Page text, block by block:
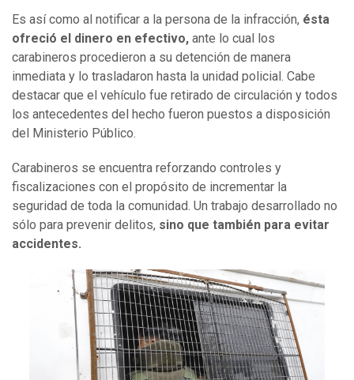
Es así como al notificar a la persona de la infracción, ésta
ofreció el dinero en efectivo, ante lo cual los
carabineros procedieron a su detención de manera
inmediata y lo trasladaron hasta la unidad policial. Cabe
destacar que el vehículo fue retirado de circulación y todos
los antecedentes del hecho fueron puestos a disposición
del Ministerio Público.
Carabineros se encuentra reforzando controles y
fiscalizaciones con el propósito de incrementar la
seguridad de toda la comunidad. Un trabajo desarrollado no
sólo para prevenir delitos, sino que también para evitar
accidentes.